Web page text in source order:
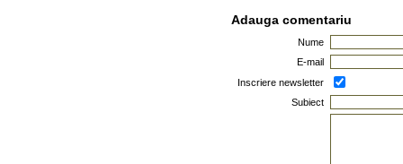
Adauga comentariu
Nume
E-mail
Inscriere newsletter
Subiect